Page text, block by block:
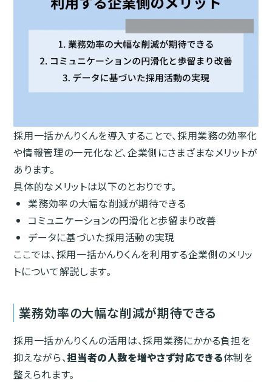
採用一括かんりくんを導入することで、採用業務の効率化
や情報管理の一元化など、企業側にさまざまなメリットが
あります。
具体的なメリットは以下のとおりです。
業務効率の大幅な削減が期待できる
コミュニケーションの円滑化と歩留まり改善
データに基づいた採用活動の実現
ここでは、採用一括かんりくんを利用する企業側のメリッ
トについて解説します。
業務効率の大幅な削減が期待できる
採用一括かんりくんの活用は、採用業務にかかる負担を
抑えながら、担当者の人数を増やさず対応できる体制を
整えられます。